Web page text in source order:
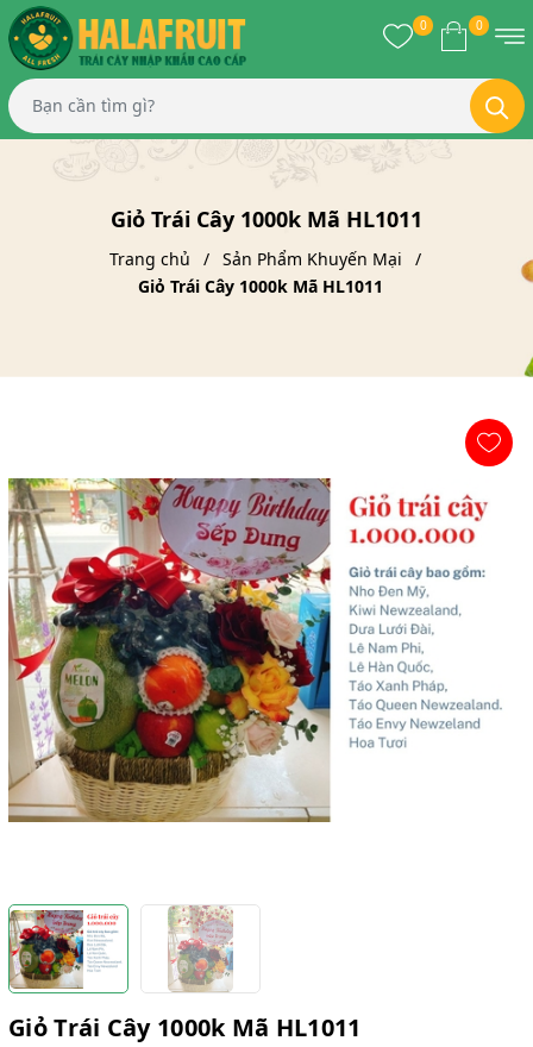
0 0
Giỏ Trái Cây 1000k Mã HL1011
Trang chủ
Sản Phẩm Khuyến Mại
Giỏ Trái Cây 1000k Mã HL1011
Giỏ Trái Cây 1000k Mã HL1011